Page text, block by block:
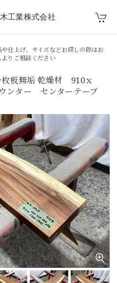
工業株式会社
仕上げ、サイズなどお探しの際はお
りご相談ください
板無垢 乾燥材 910ｘ
ンター センターテーブ